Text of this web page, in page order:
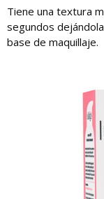
Tiene una textura
segundos
base de maquillaje.